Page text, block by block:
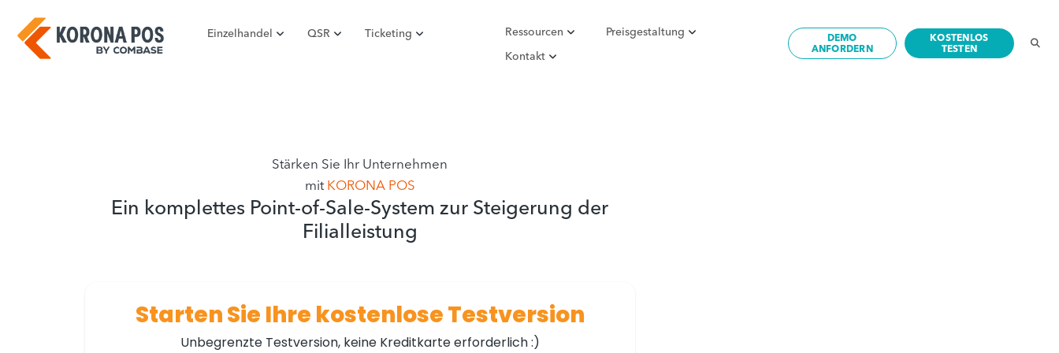
Inhalt
springen
Einzelhandel QSR Ticketing Ressourcen
Preisgestaltung
Kontakt
DEMO
ANFORDERN
KOSTENLOS
TESTEN
Stärken Sie Ihr Unternehmen
mit KORONA POS
Ein komplettes Point-of-Sale-System zur Steigerung der
Filialleistung
Starten Sie Ihre kostenlose Testversion
Unbegrenzte Testversion, keine Kreditkarte erforderlich :)